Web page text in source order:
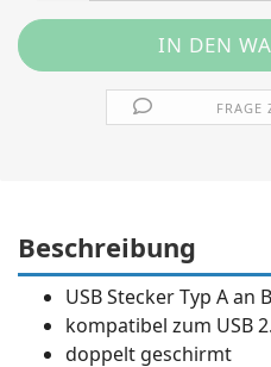
FRAGE
Beschreibung
USB Stecker Typ A an
kompatibel zum USB
doppelt geschirmt